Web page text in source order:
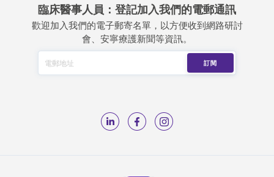
臨床醫事人員：登記加入我們的電郵通訊
歡迎加入我們的電子郵寄名單，以方便收到網路研討
會、安寧療護新聞等資訊。